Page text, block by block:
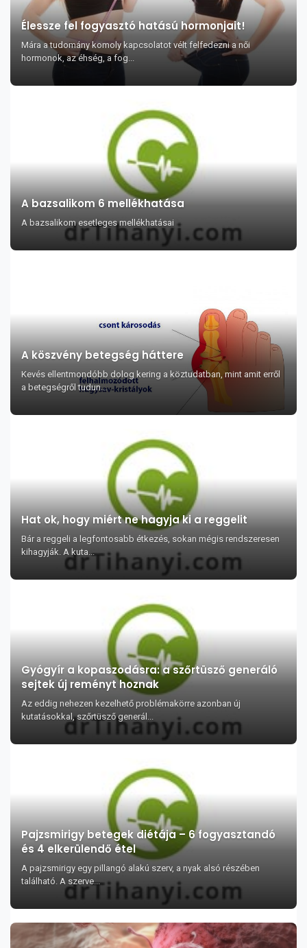
Élessze fel fogyasztó hatású hormonjait!
Mára a tudomány komoly kapcsolatot vélt felfedezni a női
hormonok, az éhség, a fog...
A bazsalikom 6 mellékhatása
A bazsalikom esetleges mellékhatásai
A köszvény betegség háttere
Kevés ellentmondóbb dolog kering a köztudatban, mint amit erről
a betegségről tudun...
Hat ok, hogy miért ne hagyja ki a reggelit
Bár a reggeli a legfontosabb étkezés, sokan mégis rendszeresen
kihagyják. A kuta...
Gyógyír a kopaszodásra: a szőrtüsző generáló
sejtek új reményt hoznak
Az eddig nehezen kezelhető problémakörre azonban új
kutatásokkal, szőrtüsző generál...
Pajzsmirigy betegek diétája – 6 fogyasztandó
és 4 elkerülendő étel
A pajzsmirigy egy pillangó alakú szerv, a nyak alsó részében
található. A szerve...